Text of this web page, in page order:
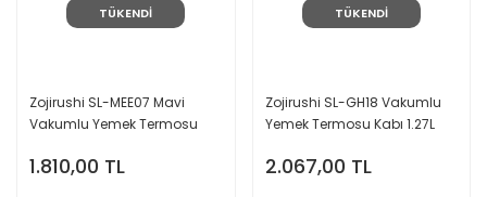
TÜKENDİ
Zojirushi SL-MEE07 Mavi
Vakumlu Yemek Termosu
1.810,00 TL
TÜKENDİ
Zojirushi SL-GH18 Vakumlu
Yemek Termosu Kabı 1.27L
2.067,00 TL